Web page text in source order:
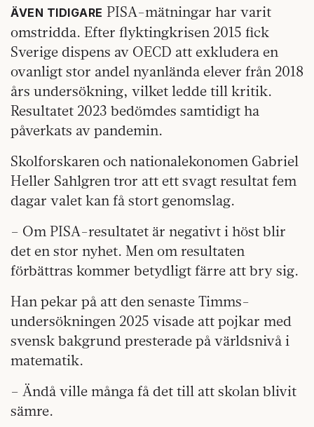
ÄVEN TIDIGARE PISA-mätningar har varit
omstridda. Efter flyktingkrisen 2015 fick
Sverige dispens av OECD att exkludera en
ovanligt stor andel nyanlända elever från 2018
års undersökning, vilket ledde till kritik.
Resultatet 2023 bedömdes samtidigt ha
påverkats av pandemin.
Skolforskaren och nationalekonomen Gabriel
Heller Sahlgren tror att ett svagt resultat fem
dagar valet kan få stort genomslag.
– Om PISA-resultatet är negativt i höst blir
det en stor nyhet. Men om resultaten
förbättras kommer betydligt färre att bry sig.
Han pekar på att den senaste Timms-
undersökningen 2025 visade att pojkar med
svensk bakgrund presterade på världsnivå i
matematik.
– Ändå ville många få det till att skolan blivit
sämre.